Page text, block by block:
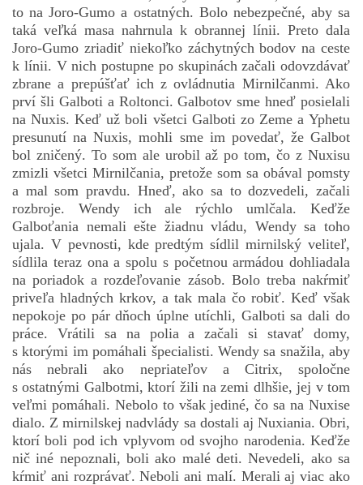
to na Joro-Gumo a ostatných. Bolo nebezpečné, aby sa
taká veľká masa nahrnula k obrannej línii. Preto dala
Joro-Gumo zriadiť niekoľko záchytných bodov na ceste
k línii. V nich postupne po skupinách začali odovzdávať
zbrane a prepúšťať ich z ovládnutia Mirnilčanmi. Ako
prví šli Galboti a Roltonci. Galbotov sme hneď posielali
na Nuxis. Keď už boli všetci Galboti zo Zeme a Yphetu
presunutí na Nuxis, mohli sme im povedať, že Galbot
bol zničený. To som ale urobil až po tom, čo z Nuxisu
zmizli všetci Mirnilčania, pretože som sa obával pomsty
a mal som pravdu. Hneď, ako sa to dozvedeli, začali
rozbroje. Wendy ich ale rýchlo umlčala. Keďže
Galboťania nemali ešte žiadnu vládu, Wendy sa toho
ujala. V pevnosti, kde predtým sídlil mirnilský veliteľ,
sídlila teraz ona a spolu s početnou armádou dohliadala
na poriadok a rozdeľovanie zásob. Bolo treba nakŕmiť
priveľa hladných krkov, a tak mala čo robiť. Keď však
nepokoje po pár dňoch úplne utíchli, Galboti sa dali do
práce. Vrátili sa na polia a začali si stavať domy,
s ktorými im pomáhali špecialisti. Wendy sa snažila, aby
nás nebrali ako nepriateľov a Citrix, spoločne
s ostatnými Galbotmi, ktorí žili na zemi dlhšie, jej v tom
veľmi pomáhali. Nebolo to však jediné, čo sa na Nuxise
dialo. Z mirnilskej nadvlády sa dostali aj Nuxiania. Obri,
ktorí boli pod ich vplyvom od svojho narodenia. Keďže
nič iné nepoznali, boli ako malé deti. Nevedeli, ako sa
kŕmiť ani rozprávať. Neboli ani malí. Merali aj viac ako